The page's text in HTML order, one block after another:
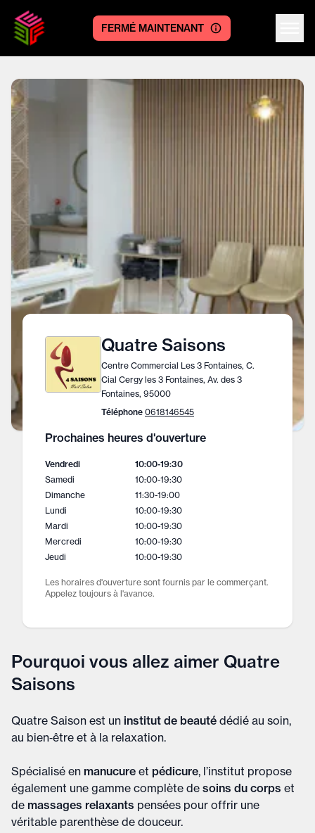
Centre logo
FERMÉ MAINTENANT
Quatre Saisons
Centre Commercial Les 3 Fontaines, C.
Cial Cergy les 3 Fontaines, Av. des 3
Fontaines, 95000
Téléphone 0618146545
Prochaines heures d'ouverture
Vendredi 10:00-19:30
Samedi
10:00-19:30
Dimanche
11:30-19:00
Lundi
10:00-19:30
Mardi
10:00-19:30
Mercredi
10:00-19:30
Jeudi
10:00-19:30
Les horaires d'ouverture sont fournis par le commerçant.
Appelez toujours à l'avance.
Pourquoi vous allez aimer Quatre
Saisons
Quatre Saison est un institut de beauté dédié au soin,
au bien‑être et à la relaxation.
Spécialisé en manucure et pédicure, l’institut propose
également une gamme complète de soins du corps et
de massages relaxants pensées pour offrir une
véritable parenthèse de douceur.